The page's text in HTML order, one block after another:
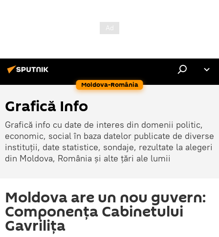
Moldova-România
Grafică Info
Grafică info cu date de interes din domenii politic,
economic, social în baza datelor publicate de diverse
instituții, date statistice, sondaje, rezultate la alegeri
din Moldova, România și alte țări ale lumii
Moldova are un nou guvern:
Componența Cabinetului
Gavrilița